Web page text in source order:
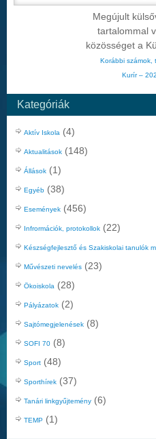
Megújult
tartalommal
közösséget a
Korábbi számok,
Kurír –
Kategóriák
Aktív Iskola (4)
Aktualitások (148)
Állások (1)
Egyéb (38)
Események (456)
Infrormációk, protokollok (22)
Készségfejlesztő és Szakiskolai tanulók
Művészeti nevelés (23)
Ökoiskola (28)
Pályázatok (2)
Sajtómegjelenések (8)
SOFI 70 (8)
Sport (48)
Sporthírek (37)
Tanári linkgyűjtemény (6)
TEMP (1)